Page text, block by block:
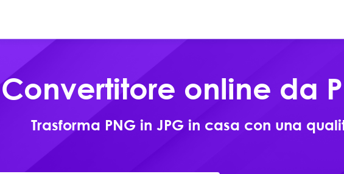
Convertitore online da
Trasforma PNG in JPG in casa con una